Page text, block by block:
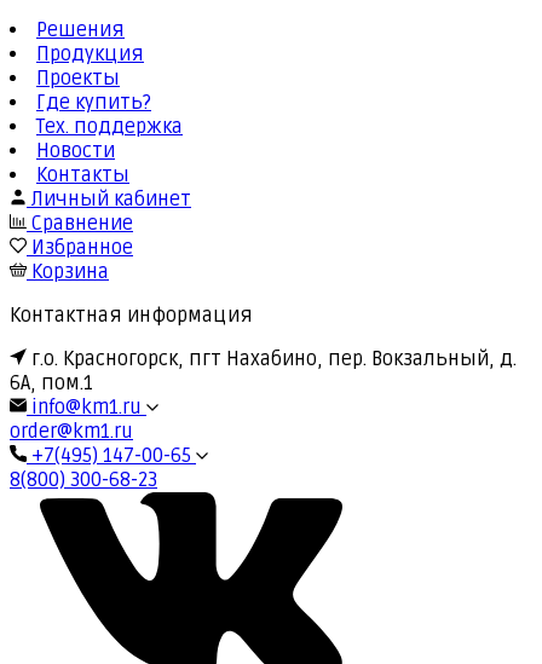
Решения
Продукция
Проекты
Где купить?
Тех. поддержка
Новости
Контакты
Личный кабинет
Сравнение
Избранное
Корзина
Контактная информация
г.о. Красногорск, пгт Нахабино, пер. Вокзальный, д.
6А, пом.1
info@km1.ru
order@km1.ru
+7(495) 147-00-65
8(800) 300-68-23